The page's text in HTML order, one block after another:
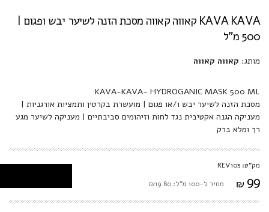
KAVA KAVA קאווה קאווה מסכת הזנה לשיער יבש ופגום |
500 מ"ל
מותג: קאווה קאווה
KAVA-KAVA- HYDROGANIC MASK 500 ML
מסכת הזנה לשיער יבש ו/או פגום | מועשרת בקרטין ותמציות אורגניות |
מעניקה הגנה אקטיבית נגד לחות וזיהומים סביבתיים | מעניקה לשיער מגע
רך ומלא ברק
מק"ט: REV103
₪ 99 מחיר ל-100 מ"ל: ₪19.80